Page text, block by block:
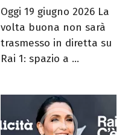
Oggi 19 giugno 2026 La
volta buona non sarà
trasmesso in diretta su
Rai 1: spazio a ...